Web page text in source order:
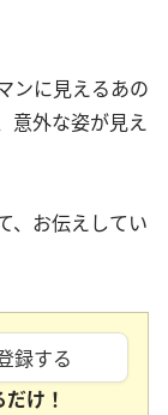
ンに見えるあの
意外な姿が見え
、お伝えしてい
録する
け！